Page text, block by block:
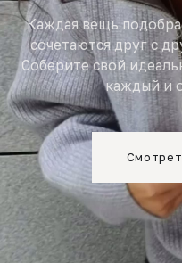
Каждая вещь
сочетаются друг с
Соберите свой
каждый и